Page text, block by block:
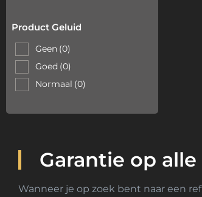
Product Geluid
Geen (0)
Goed (0)
Normaal (0)
Garantie op
Wanneer je op zoek bent naar een